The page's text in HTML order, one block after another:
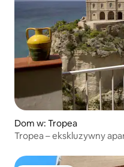
Dom w: Tropea
Tropea – ekskluzywny